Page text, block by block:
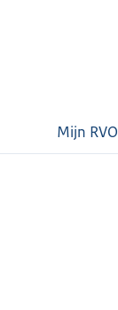
Mijn RVO